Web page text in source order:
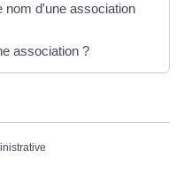
nom d'une association
association ?